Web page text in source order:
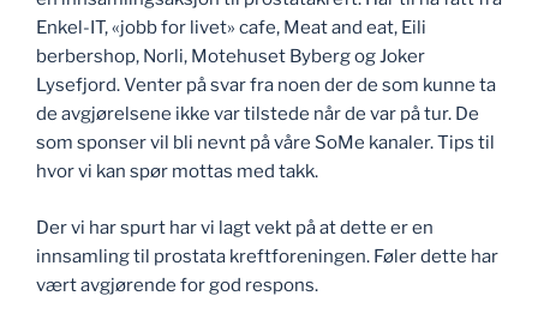
Enkel-IT, «jobb for livet» cafe, Meat and eat, Eili
berbershop, Norli, Motehuset Byberg og Joker
Lysefjord. Venter på svar fra noen der de som kunne ta
de avgjørelsene ikke var tilstede når de var på tur. De
som sponser vil bli nevnt på våre SoMe kanaler. Tips til
hvor vi kan spør mottas med takk.
Der vi har spurt har vi lagt vekt på at dette er en
innsamling til prostata kreftforeningen. Føler dette har
vært avgjørende for god respons.